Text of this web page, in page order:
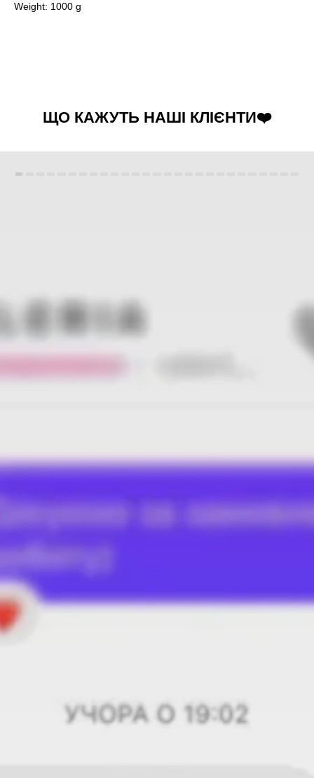
Weight: 1000 g
ЩО КАЖУТЬ НАШІ КЛІЄНТИ❤️